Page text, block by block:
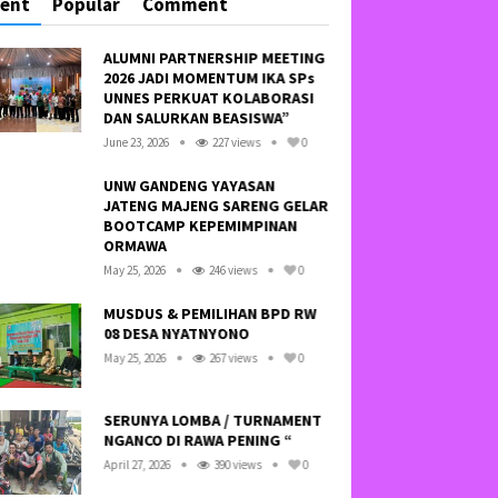
Popular Comment
ALUMNI PARTNERSHIP MEETING
2026 JADI MOMENTUM IKA SPs
UNNES PERKUAT KOLABORASI
DAN SALURKAN BEASISWA”
June 23, 2026 227 views 0
UNW GANDENG YAYASAN
JATENG MAJENG SARENG GELAR
BOOTCAMP KEPEMIMPINAN
ORMAWA
May 25, 2026 246 views 0
MUSDUS & PEMILIHAN BPD RW
08 DESA NYATNYONO
May 25, 2026 267 views 0
SERUNYA LOMBA / TURNAMENT
NGANCO DI RAWA PENING “
April 27, 2026 390 views 0